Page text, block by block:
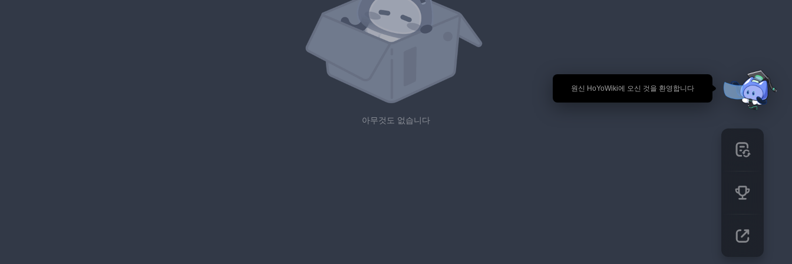
🎉 원신 HoYoWiki에 오신 것을 환영합니다
아무것도 없습니다